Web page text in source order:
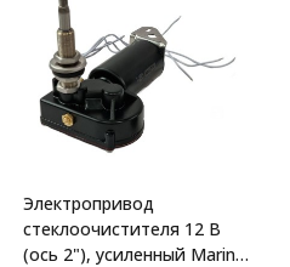
Электропривод
стеклоочистителя 12 В
(ось 2"), усиленный Marine